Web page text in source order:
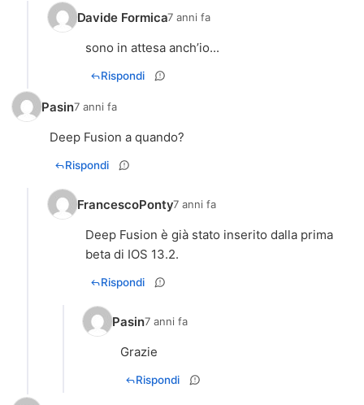
Davide Formica7 anni fa
sono in attesa anch’io...
Rispondi
Pasin7 anni fa
Deep Fusion a quando?
Rispondi
FrancescoPonty7 anni fa
Deep Fusion è già stato inserito dalla prima
beta di IOS 13.2.
Rispondi
Pasin7 anni fa
Grazie
Rispondi